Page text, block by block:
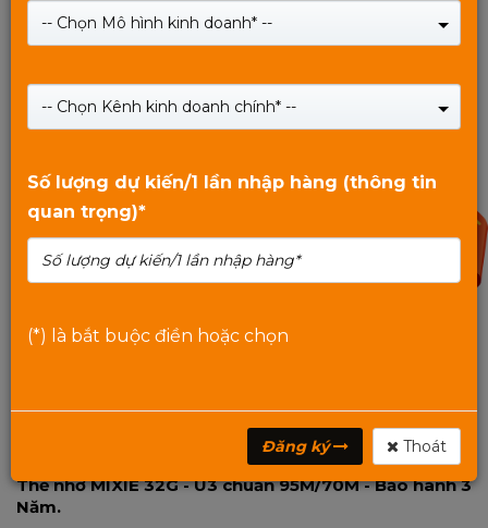
Giá:199,000₫
SHOP NOW
0
5
20%
Thẻ nhớ MIXIE 32G - U3 chuẩn 95M/70M - Bảo hành 3
Năm.
-- Chọn Mô hình kinh doanh* --
-- Chọn Kênh kinh doanh chính* --
Số lượng dự kiến/1 lần nhập hàng (thông tin
quan trọng)*
(*) là bắt buộc điền hoặc chọn
Đăng ký Thoát